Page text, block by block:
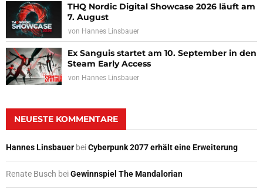
THQ Nordic Digital Showcase 2026 läuft am
7. August
von Hannes Linsbauer
Ex Sanguis startet am 10. September in den
Steam Early Access
von Hannes Linsbauer
NEUESTE KOMMENTARE
Hannes Linsbauer beiCyberpunk 2077 erhält eine Erweiterung
Renate Busch beiGewinnspiel The Mandalorian